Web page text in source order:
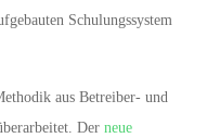
Schulungssystem
aus Betreiber- und
Der neue